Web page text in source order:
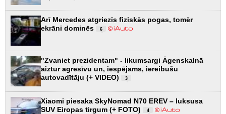
Arī Mercedes atgriezīs fiziskās pogas, tomēr
ekrāni dominēs
6
"Zvaniet prezidentam" - likumsargi Āgenskalnā
aiztur agresīvu un, iespējams, iereibušu
autovadītāju (+ VIDEO)
3
Xiaomi piesaka SkyNomad N70 EREV – luksusa
SUV Eiropas tirgum (+ FOTO)
4